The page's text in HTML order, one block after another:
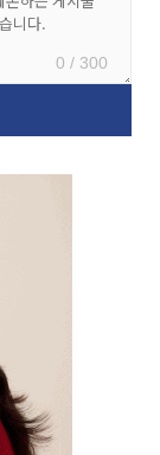
0 / 300